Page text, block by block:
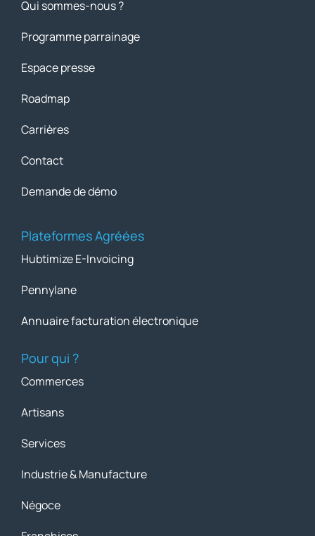
Qui sommes-nous ?
Programme parrainage
Espace presse
Roadmap
Carrières
Contact
Demande de démo
Plateformes Agréées
Hubtimize E-Invoicing
Pennylane
Annuaire facturation électronique
Pour qui ?
Commerces
Artisans
Services
Industrie & Manufacture
Négoce